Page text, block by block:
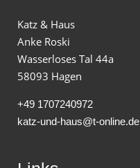
Katz & Haus
Anke Roski
Wasserloses Tal 44a
58093 Hagen
+49 1707240972
katz-und-haus@t-online.de